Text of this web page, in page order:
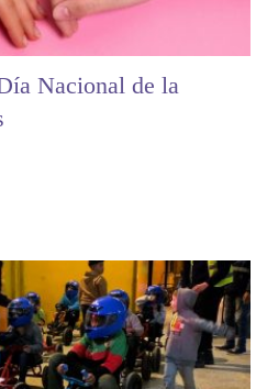
Nacional de la